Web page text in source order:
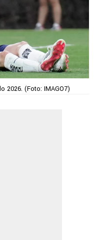
2026. (Foto: IMAGO7)